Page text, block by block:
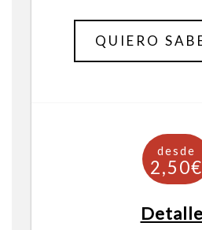
QUIERO